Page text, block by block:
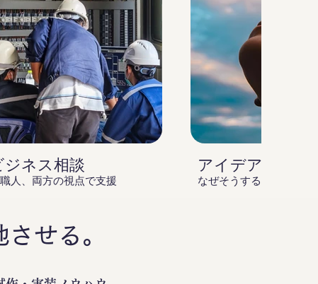
ジネス相談
人、両方の視点で支援
アイデア庵の思
なぜそうするのか？を伝
せる。